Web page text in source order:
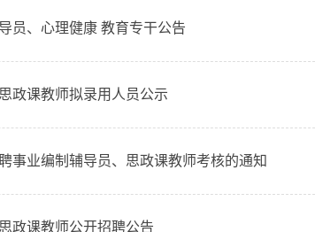
员、心理健康 教育专干公告
政课教师拟录用人员公示
事业编制辅导员、思政课教师考核的通知
政课教师公开招聘公告